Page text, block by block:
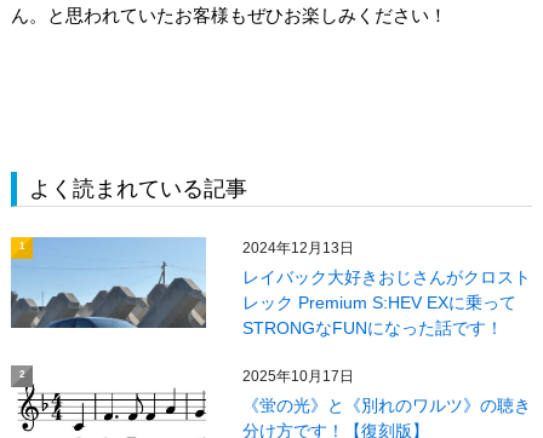
ん。と思われていたお客様もぜひお楽しみください！
よく読まれている記事
1 2024年12月13日
レイバック大好きおじさんがクロスト
レック Premium S:HEV EXに乗って
STRONGなFUNになった話です！
2 2025年10月17日
《蛍の光》と《別れのワルツ》の聴き
分け方です！【復刻版】